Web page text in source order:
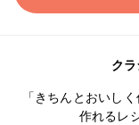
ク
「きちんとおいし
作れるレ